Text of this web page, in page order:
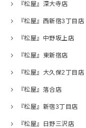
『松屋』深大寺店
『松屋』西新宿3丁目店
『松屋』中野坂上店
『松屋』東新宿店
『松屋』大久保2丁目店
『松屋』落合店
『松屋』新宿3丁目店
『松屋』日野三沢店